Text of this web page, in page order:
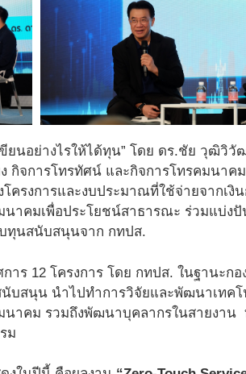
ขียนอย่างไรให้ได้ทุน” โดย ดร.ชัย วุฒิวิ
กิจการโทรทัศน์ และกิจการโทรคมนา
รงการและงบประมาณที่ใช้จ่ายจากเงิ
าคมเพื่อประโยชน์สาธารณะ ร่วมแบ่ง
ทุนสนับสนุนจาก กทปส.
าร 12 โครงการ โดย กทปส. ในฐานะ
บสนุน นำไปทำการวิจัยและพัฒนาเทคโ
นาคม รวมถึงพัฒนาบุคลากรในสายงาน
ม